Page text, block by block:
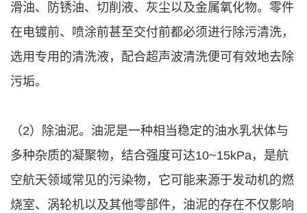
滑油、防锈油、切削液、灰尘以及金属氧化物。零件
在电镀前、喷涂前甚至交付前都必须进行除污清洗，
选用专用的清洗液，配合超声波清洗便可有效地去除
污垢。
（2）除油泥。油泥是一种相当稳定的油水乳状体与
多种杂质的凝聚物，结合强度可达10~15kPa，是航
空航天领域常见的污染物，它可能来源于发动机的燃
烧室、涡轮机以及其他零部件，油泥的存在不仅影响